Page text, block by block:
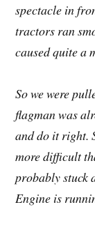
spectacle in
tractors ran
caused quite a
So we were
flagman was
and do it right.
more difficult
probably stuck
Engine is